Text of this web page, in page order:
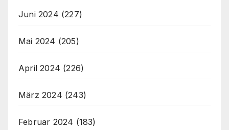
Juni 2024 (227)
Mai 2024 (205)
April 2024 (226)
März 2024 (243)
Februar 2024 (183)